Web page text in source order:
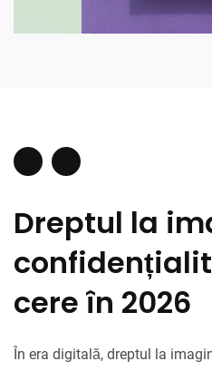
Dreptul la
cere în 2026
În era digitală, dreptul la